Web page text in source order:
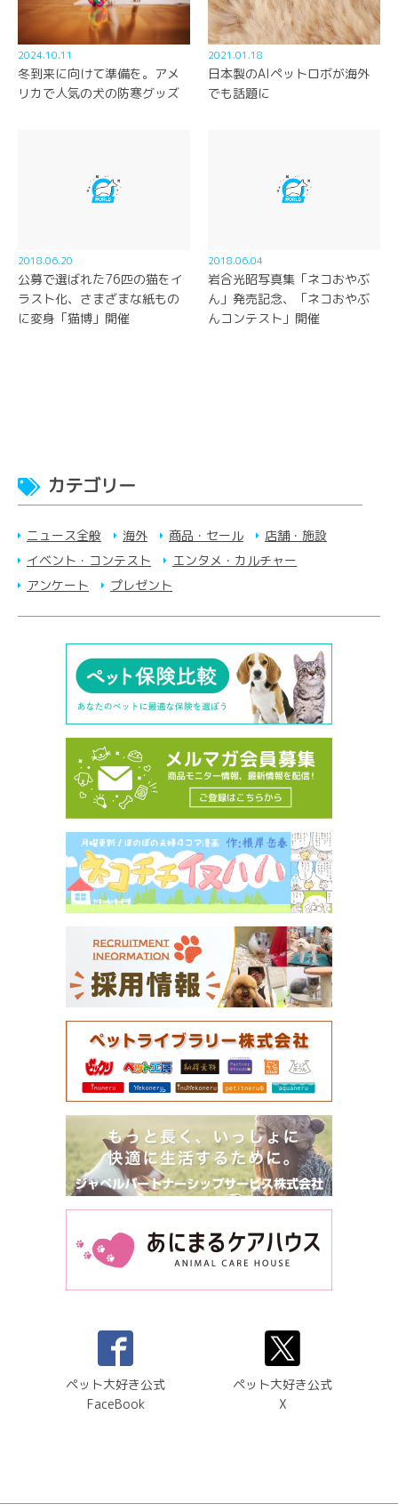
2024.10.11
冬到来に向けて準備を。アメ
リカで人気の犬の防寒グッズ
2021.01.18
日本製のAIペットロボが海外
でも話題に
2018.06.20
公募で選ばれた76匹の猫をイ
ラスト化、さまざまな紙もの
に変身「猫博」開催
2018.06.04
岩合光昭写真集「ネコおやぶ
ん」発売記念、「ネコおやぶ
んコンテスト」開催
カテゴリー
ニュース全般 海外 商品・セール
店舗・施設
イベント・コンテスト
エンタメ・カルチャー
アンケート
プレゼント
ペット大好き公式
FaceBook
ペット大好き公式
X